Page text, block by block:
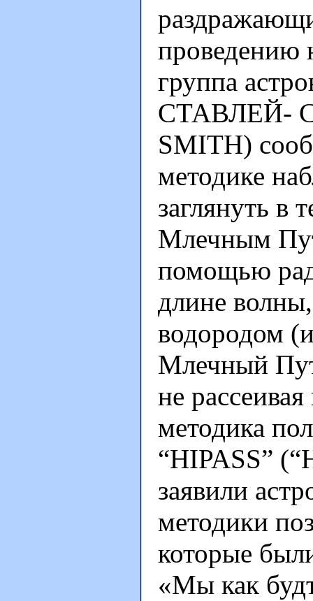
проведению
группа
СТАВЛЕЙ-
SMITH)
методике
заглянуть в
Млечным
помощью
длине
водородом
Млечный
не
методика
“HIPASS”
заявили
методики
которые
«Мы как